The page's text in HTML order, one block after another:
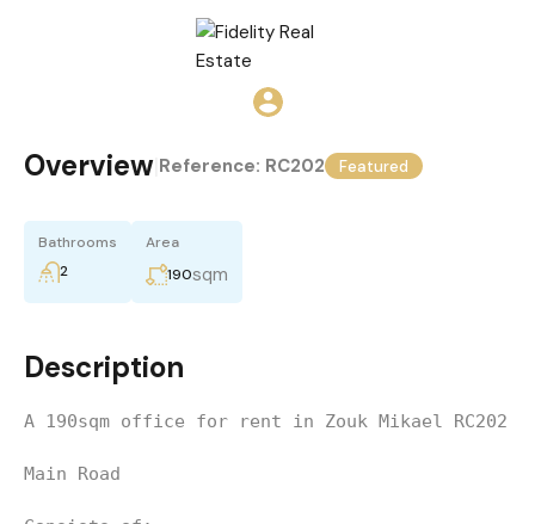
Overview Reference: RC202 Featured
Bathrooms
2
Area
190sqm
Description
Main Road